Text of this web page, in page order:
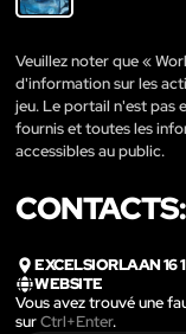
Veuillez noter que «
d'information sur les
jeu. Le portail n'est pas
fournis et toutes les
accessibles au public.
CONTACTS:
EXCELSIORLAAN 16
WEBSITE
Vous avez trouvé une
surCtrl+Enter.